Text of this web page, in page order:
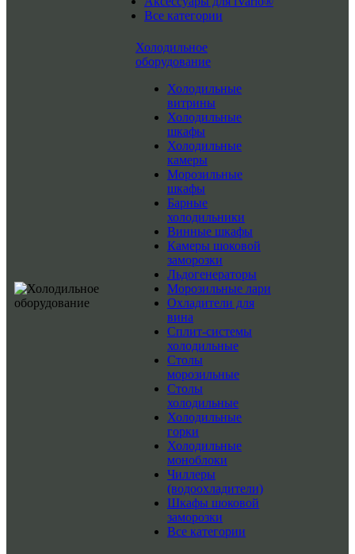
Все категории
Холодильное
оборудование
Холодильные
витрины
Холодильные
шкафы
Холодильные
камеры
Морозильные
шкафы
Барные
холодильники
Винные шкафы
Камеры шоковой
заморозки
Льдогенераторы
Морозильные лари
Охладители для
вина
Сплит-системы
холодильные
Столы
морозильные
Столы
холодильные
Холодильные
горки
Холодильные
моноблоки
Чиллеры
(водоохладители)
Шкафы шоковой
заморозки
Все категории